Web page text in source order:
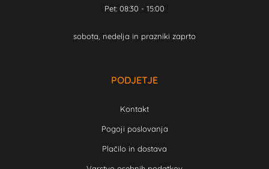
Pet: 08:30 - 15:00
sobota, nedelja in prazniki zaprto
PODJETJE
Kontakt
Pogoji poslovanja
Plačilo in dostava